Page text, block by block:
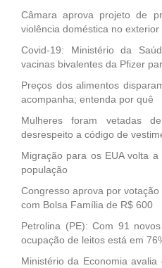
Câmara aprova projeto de
violência doméstica no exterior
Covid-19: Ministério da
vacinas bivalentes da Pfizer
Preços dos alimentos
acompanha; entenda por quê
Mulheres foram vetadas
desrespeito a código de
Migração para os EUA volta
população
Congresso aprova por
com Bolsa Família de R$ 600
Petrolina (PE): Com 91
ocupação de leitos está em
Ministério da Economia